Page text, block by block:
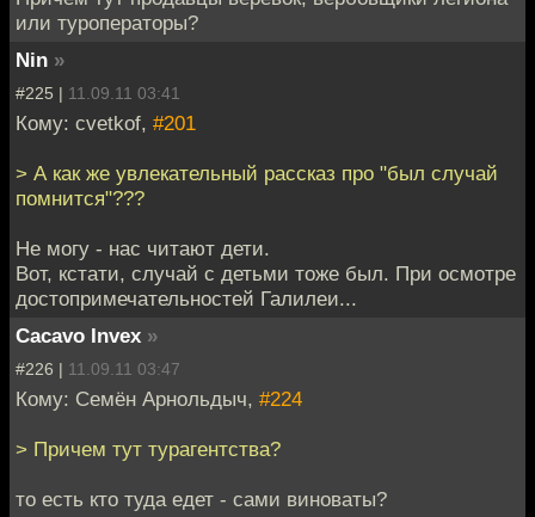
или туроператоры?
Nin »
#225 | 11.09.11 03:41
Кому: cvetkof, #201
> А как же увлекательный рассказ про "был случай
помнится"???
Не могу - нас читают дети.
Вот, кстати, случай с детьми тоже был. При осмотре
достопримечательностей Галилеи...
Cacavo Invex »
#226 | 11.09.11 03:47
Кому: Семён Арнольдыч, #224
> Причем тут турагентства?
то есть кто туда едет - сами виноваты?